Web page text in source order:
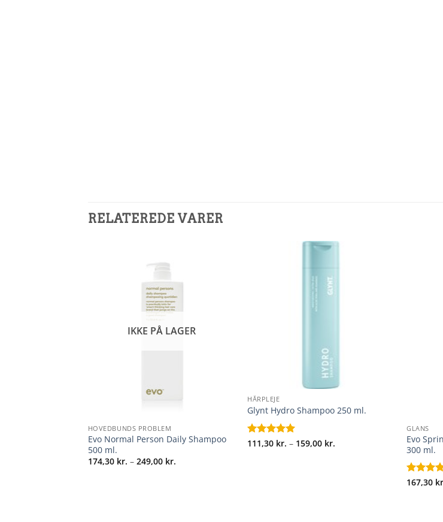
RELATEREDE VARER
IKKE PÅ LAGER
HOVEDBUNDS PROBLEM
Evo Normal Person Daily Shampoo
500 ml.
174,30 kr. – 249,00 kr.Prisinterval:
HÅRPLEJE
Glynt Hydro Shampoo 250 ml.
Vurderet 5
111,30 kr. – 159,00 kr.
GLANS
Evo
300 ml.
Vurderet
167,30